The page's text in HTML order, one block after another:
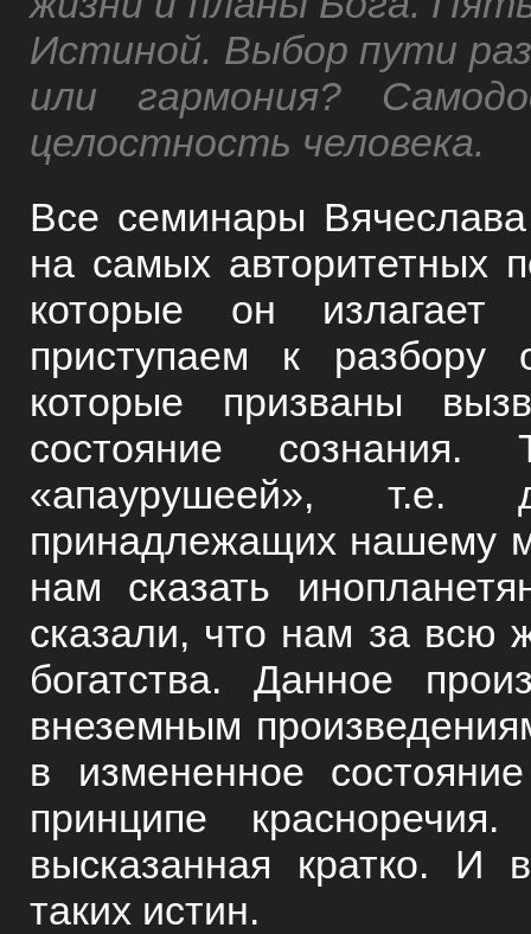
Истиной. Выбор пути
или гармония?
целостность человека.
Все семинары
на самых авторитетных
которые он
приступаем к разбору
которые призваны
состояние сознания.
«апаурушеей»,
принадлежащих нашему
нам сказать
сказали, что нам за всю
богатства. Данное
внеземным
в измененное
принципе
высказанная кратко. И
таких истин.